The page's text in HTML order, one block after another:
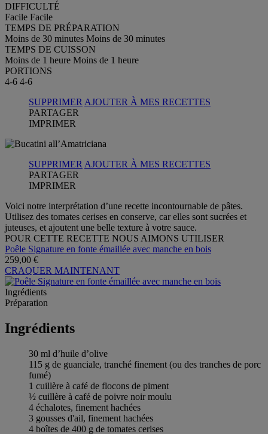
DIFFICULTÉ
Facile Facile
TEMPS DE PRÉPARATION
Moins de 30 minutes Moins de 30 minutes
TEMPS DE CUISSON
Moins de 1 heure Moins de 1 heure
PORTIONS
4-6 4-6
SUPPRIMER AJOUTER À MES RECETTES
PARTAGER
IMPRIMER
SUPPRIMER AJOUTER À MES RECETTES
PARTAGER
IMPRIMER
Voici notre interprétation d’une recette incontournable de pâtes.
Utilisez des tomates cerises en conserve, car elles sont sucrées et
juteuses, et ajoutent une belle texture à votre sauce.
POUR CETTE RECETTE NOUS AIMONS UTILISER
Poêle Signature en fonte émaillée avec manche en bois
259,00 €
CRAQUER MAINTENANT
Ingrédients
Préparation
Ingrédients
30 ml d’huile d’olive
115 g de guanciale, tranché finement (ou des tranches de porc
fumé)
1 cuillère à café de flocons de piment
½ cuillère à café de poivre noir moulu
4 échalotes, finement hachées
3 gousses d'ail, finement hachées
4 boîtes de 400 g de tomates cerises